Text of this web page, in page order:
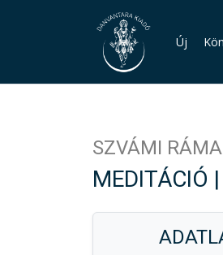
Új
SZVÁMI RÁMA
MEDITÁCIÓ